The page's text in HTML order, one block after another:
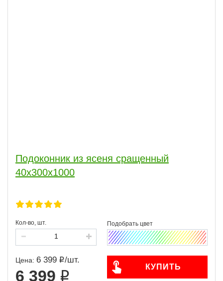
Подоконник из ясеня сращенный
40х300х1000
Кол-во, шт.
Цена: 6 399 /шт.
6 399
КУПИТЬ